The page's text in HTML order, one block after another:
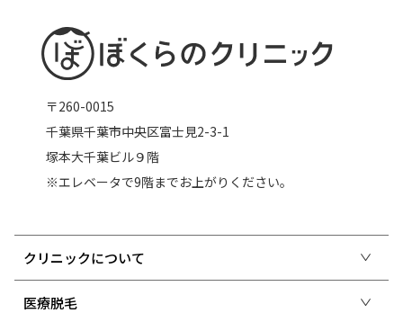
〒260-0015
千葉県千葉市中央区富士見2-3-1
塚本大千葉ビル９階
※エレベータで9階までお上がりください。
クリニックについて
医療脱毛